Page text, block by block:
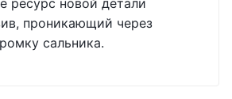
ресурс новой детали
проникающий через
сальника.